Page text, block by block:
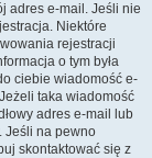
adres e-mail. Jeśli nie
Niektóre
rejestracji
o tym była
ciebie wiadomość e-
taka wiadomość
adres e-mail lub
Jeśli na pewno
skontaktować się z